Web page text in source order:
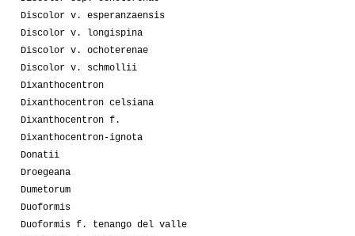
Discolor v. esperanzaensis
Discolor v. longispina
Discolor v. ochoterenae
Discolor v. schmollii
Dixanthocentron
Dixanthocentron celsiana
Dixanthocentron f.
Dixanthocentron-ignota
Donatii
Droegeana
Dumetorum
Duoformis
Duoformis f. tenango del valle